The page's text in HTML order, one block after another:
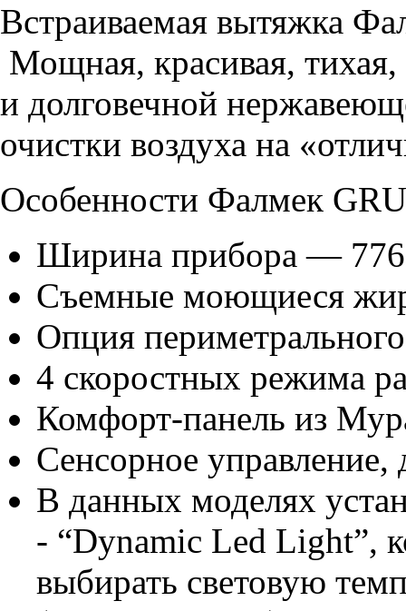
Встраиваемая вытяжка
Мощная, красивая,
и долговечной
очистки воздуха на
Особенности Фалмек
Ширина прибора —
Съемные моющиеся
Опция
4 скоростных режима
Комфорт-панель из
Сенсорное
В данных моделях
- “Dynamic Led Light”,
выбирать световую